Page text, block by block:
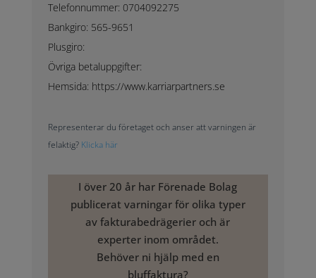
Telefonnummer: 0704092275
Bankgiro: 565-9651
Plusgiro:
Övriga betaluppgifter:
Hemsida: https://www.karriarpartners.se
Representerar du företaget och anser att varningen är
felaktig? Klicka här
I över 20 år har Förenade Bolag
publicerat varningar för olika typer
av fakturabedrägerier och är
experter inom området.
Behöver ni hjälp med en
bluffaktura?